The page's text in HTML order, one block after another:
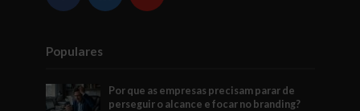
Populares
Por que as empresas precisam parar de
perseguir o alcance e focar no branding?